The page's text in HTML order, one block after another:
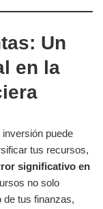
Un
en la
puede
tus recursos,
significativo en
no solo
de tus finanzas,